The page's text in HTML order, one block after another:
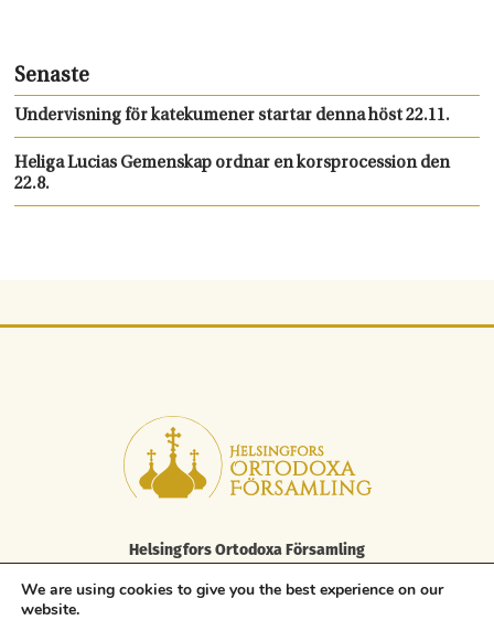
Senaste
Undervisning för katekumener startar denna höst 22.11.
Heliga Lucias Gemenskap ordnar en korsprocession den
22.8.
Helsingfors Ortodoxa Församling
Elisabetsgatan 29 A, 00170 Helsingfors
tfn 09 85 646 100, fax. 09 85 646 250
We are using cookies to give you the best experience on our
website.